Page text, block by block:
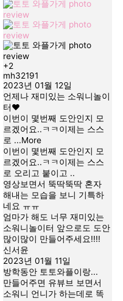
+2
mh32191
2023년 01월 12일
언제나 재미있는 소워니놀이
터
이번이 몇번째 도안인지 모
르겠어요..ㅋㅋ이제는 스스
로 ...More
이번이 몇번째 도안인지 모
르겠어요..ㅋㅋ이제는 스스
로 오리고 붙이고 ..
영상보면서 뚝딱뚝딱 혼자
해내는 모습을 보니 기특하
네요 ㅠㅠ
엄마가 해도 너무 재미있는
소워니놀이터 앞으로도 도안
많이많이 만들어주세요!!!!
신서윤
2023년 01월 11일
방학동안 토토와플이랑...
만들어주면 유뷰브 보면서
소워니 언니가 하는데로 똑